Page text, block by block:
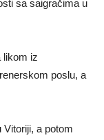
sa saigračima u
likom iz
poslu, a
a potom